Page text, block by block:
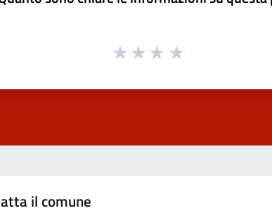
il comune